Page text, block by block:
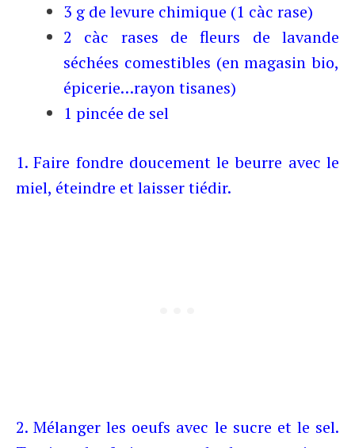
3 g de levure chimique (1 càc rase)
2 càc rases de fleurs de lavande
séchées comestibles (en magasin bio,
épicerie…rayon tisanes)
1 pincée de sel
1. Faire fondre doucement le beurre avec le
miel, éteindre et laisser tiédir.
2. Mélanger les oeufs avec le sucre et le sel.